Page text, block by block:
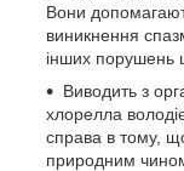
Вони
виникнення
інших порушень
Виводить з
хлорелла
справа в тому,
природним